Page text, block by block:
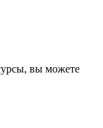
вы можете